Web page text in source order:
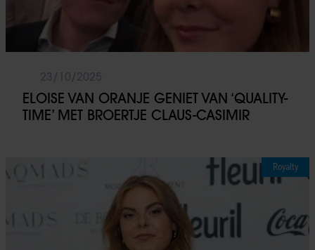
ELOISE VAN ORANJE GENIET VAN ‘QUALITY-
TIME’ MET BROERTJE CLAUS-CASIMIR
Royalty